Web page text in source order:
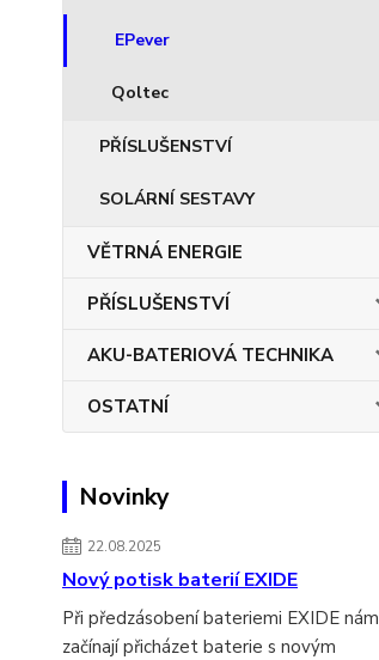
EPever
Qoltec
PŘÍSLUŠENSTVÍ
SOLÁRNÍ SESTAVY
VĚTRNÁ ENERGIE
PŘÍSLUŠENSTVÍ
AKU-BATERIOVÁ TECHNIKA
OSTATNÍ
Novinky
22.08.2025
Nový potisk baterií EXIDE
Při předzásobení bateriemi EXIDE nám
začínají přicházet baterie s novým